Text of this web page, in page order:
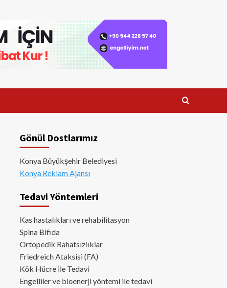
Gönül Dostlarımız
Konya Büyükşehir Belediyesi
Konya Reklam Ajansı
Tedavi Yöntemleri
Kas hastalıkları ve rehabilitasyon
Spina Bifida
Ortopedik Rahatsızlıklar
Friedreich Ataksisi (FA)
Kök Hücre ile Tedavi
Engelliler ve bioenerji yöntemi ile tedavi